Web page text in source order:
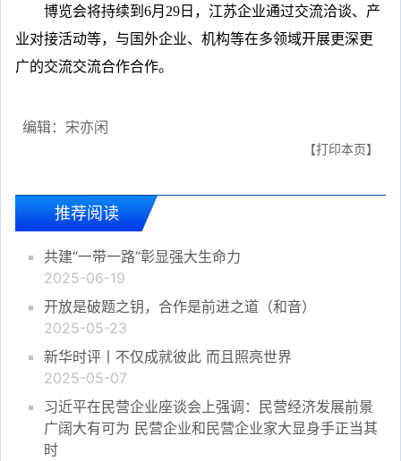
博览会将持续到6月29日，江苏企业通过交流洽谈、产
业对接活动等，与国外企业、机构等在多领域开展更深更
广的交流交流合作合作。
编辑：宋亦闲
【打印本页】
推荐阅读
共建“一带一路”彰显强大生命力
2025-06-19
开放是破题之钥，合作是前进之道（和音）
2025-05-23
新华时评丨不仅成就彼此 而且照亮世界
2025-05-07
习近平在民营企业座谈会上强调：民营经济发展前景
广阔大有可为 民营企业和民营企业家大显身手正当其
时